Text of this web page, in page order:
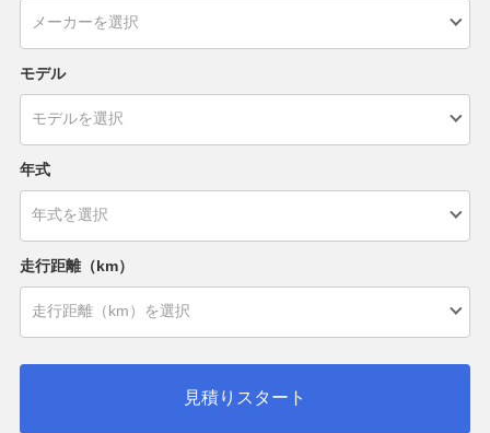
モデル
年式
走行距離（km）
見積りスタート